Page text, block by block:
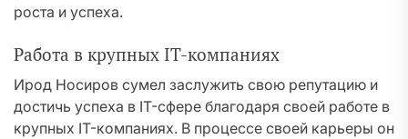
роста и успеха.
Работа в крупных IT-компаниях
Ирод Носиров сумел заслужить свою репутацию и
достичь успеха в IT-сфере благодаря своей работе в
крупных IT-компаниях. В процессе своей карьеры он